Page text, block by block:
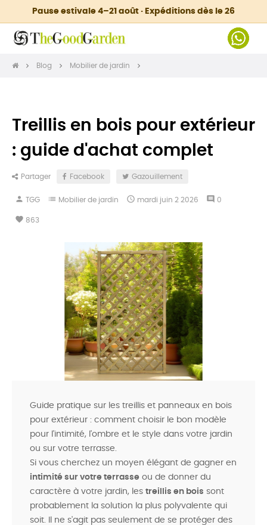
Pause estivale 4–21 août · Expéditions dès le 26
Blog Mobilier de jardin
Treillis en bois pour extérieur
: guide d'achat complet
Partager Facebook Gazouillement
person TGG list Mobilier de jardin  mardi juin 2 2026 comment 0
favorite 863
Guide pratique sur les treillis et panneaux en bois
pour extérieur : comment choisir le bon modèle
pour l'intimité, l'ombre et le style dans votre jardin
ou sur votre terrasse.
Si vous cherchez un moyen élégant de gagner en
intimité sur votre terrasse ou de donner du
caractère à votre jardin, les treillis en bois sont
probablement la solution la plus polyvalente qui
soit. Il ne s'agit pas seulement de se protéger des